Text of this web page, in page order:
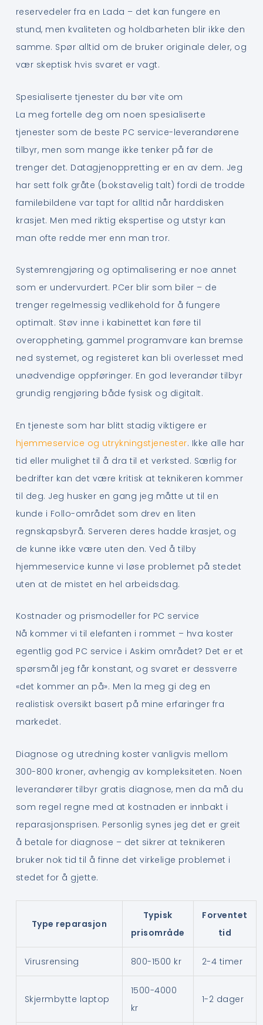
reservedeler fra en Lada – det kan fungere en
stund, men kvaliteten og holdbarheten blir ikke den
samme. Spør alltid om de bruker originale deler, og
vær skeptisk hvis svaret er vagt.
Spesialiserte tjenester du bør vite om
La meg fortelle deg om noen spesialiserte
tjenester som de beste PC service-leverandørene
tilbyr, men som mange ikke tenker på før de
trenger det. Datagjenoppretting er en av dem. Jeg
har sett folk gråte (bokstavelig talt) fordi de trodde
familebildene var tapt for alltid når harddisken
krasjet. Men med riktig ekspertise og utstyr kan
man ofte redde mer enn man tror.
Systemrengjøring og optimalisering er noe annet
som er undervurdert. PCer blir som biler – de
trenger regelmessig vedlikehold for å fungere
optimalt. Støv inne i kabinettet kan føre til
overoppheting, gammel programvare kan bremse
ned systemet, og registeret kan bli overlesset med
unødvendige oppføringer. En god leverandør tilbyr
grundig rengjøring både fysisk og digitalt.
En tjeneste som har blitt stadig viktigere er
hjemmeservice og utrykningstjenester. Ikke alle har
tid eller mulighet til å dra til et verksted. Særlig for
bedrifter kan det være kritisk at teknikeren kommer
til deg. Jeg husker en gang jeg måtte ut til en
kunde i Follo-området som drev en liten
regnskapsbyrå. Serveren deres hadde krasjet, og
de kunne ikke være uten den. Ved å tilby
hjemmeservice kunne vi løse problemet på stedet
uten at de mistet en hel arbeidsdag.
Kostnader og prismodeller for PC service
Nå kommer vi til elefanten i rommet – hva koster
egentlig god PC service i Askim området? Det er et
spørsmål jeg får konstant, og svaret er dessverre
«det kommer an på». Men la meg gi deg en
realistisk oversikt basert på mine erfaringer fra
markedet.
Diagnose og utredning koster vanligvis mellom
300-800 kroner, avhengig av kompleksiteten. Noen
leverandører tilbyr gratis diagnose, men da må du
som regel regne med at kostnaden er innbakt i
reparasjonsprisen. Personlig synes jeg det er greit
å betale for diagnose – det sikrer at teknikeren
bruker nok tid til å finne det virkelige problemet i
stedet for å gjette.
Type reparasjon
Typisk
prisområde
Forventet
tid
Virusrensing 800-1500 kr 2-4 timer
Skjermbytte laptop
1500-4000
kr
1-2 dager